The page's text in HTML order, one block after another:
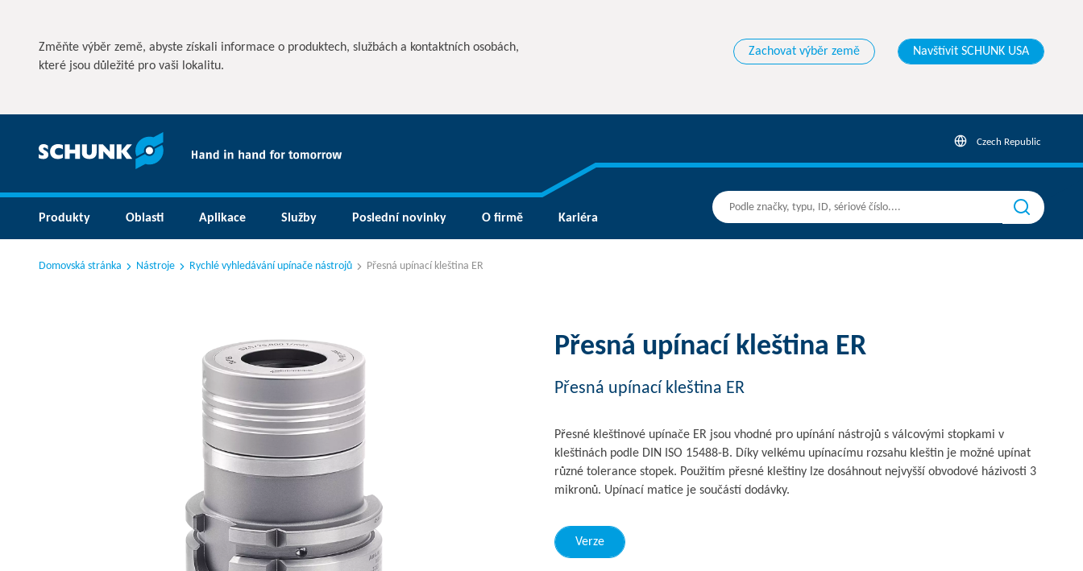
Změňte výběr země, abyste získali informace o produktech, službách a kontaktních osobách,
které jsou důležité pro vaši lokalitu.
Zachovat výběr země Navštívit SCHUNK USA
Czech Republic
Produkty Oblasti Aplikace Služby Poslední novinky O firmě Kariéra
Domovská stránka Nástroje Rychlé vyhledávání upínače nástrojů Přesná upínací kleština ER
Přesná upínací kleština ER
Přesná upínací kleština ER
Přesné kleštinové upínače ER jsou vhodné pro upínání nástrojů s válcovými stopkami v
kleštinách podle DIN ISO 15488-B. Díky velkému upínacímu rozsahu kleštin je možné upínat
různé tolerance stopek. Použitím přesné kleštiny lze dosáhnout nejvyšší obvodové házivosti 3
mikronů. Upínací matice je součástí dodávky.
Verze